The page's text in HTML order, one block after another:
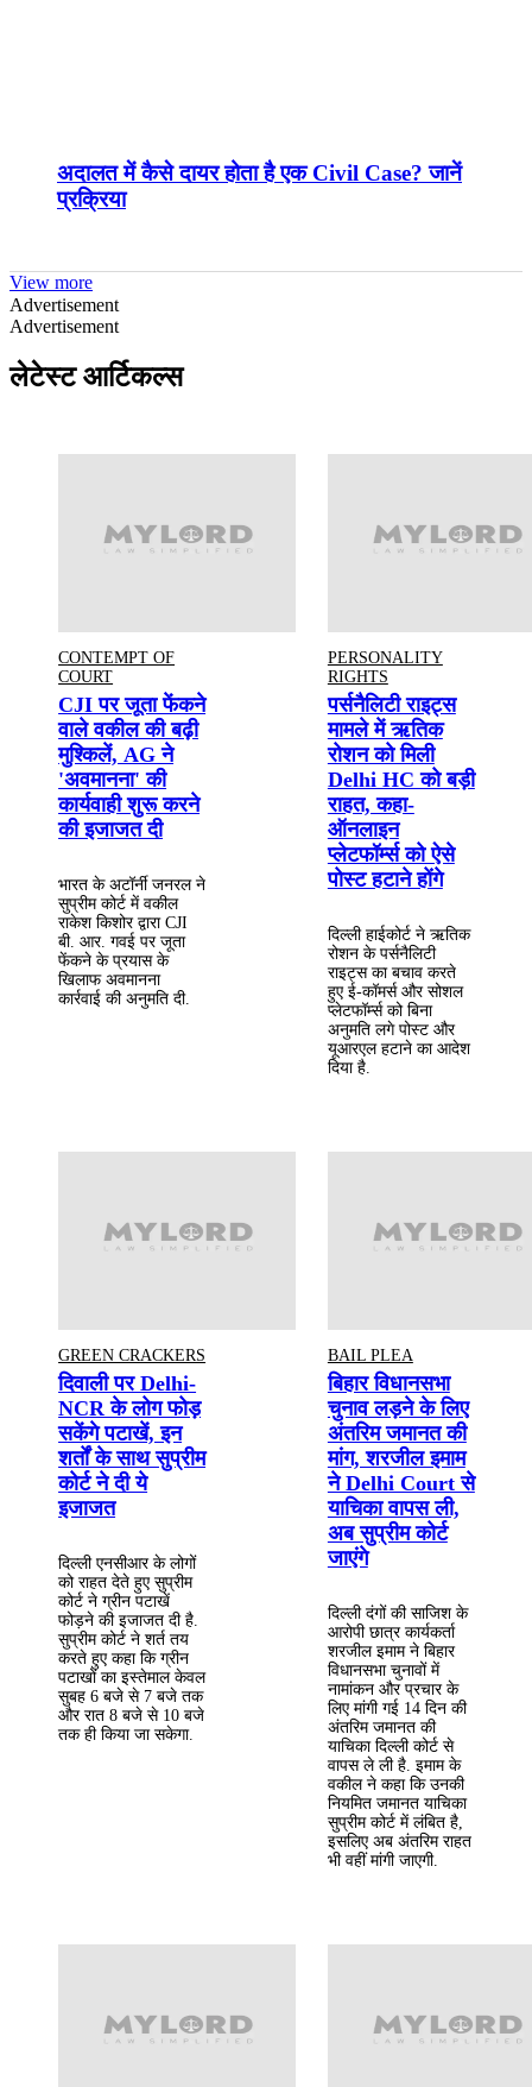
अदालत में कैसे दायर होता है एक Civil Case? जानें
प्रक्रिया
View more
Advertisement
Advertisement
लेटेस्‍ट आर्टिकल्‍स
CONTEMPT OF
COURT
CJI पर जूता फेंकने
वाले वकील की बढ़ी
मुश्किलें, AG ने
'अवमानना' की
कार्यवाही शुरू करने
की इजाजत दी
भारत के अटॉर्नी जनरल ने
सुप्रीम कोर्ट में वकील
राकेश किशोर द्वारा CJI
बी. आर. गवई पर जूता
फेंकने के प्रयास के
खिलाफ अवमानना
कार्रवाई की अनुमति दी.
PERSONALITY
RIGHTS
पर्सनैलिटी राइट्स
मामले में ऋतिक
रोशन को मिली
Delhi HC को बड़ी
राहत, कहा-
ऑनलाइन
प्लेटफॉर्म्स को ऐसे
पोस्ट हटाने होंगे
दिल्ली हाईकोर्ट ने ऋतिक
रोशन के पर्सनैलिटी
राइट्स का बचाव करते
हुए ई-कॉमर्स और सोशल
प्लेटफॉर्म्स को बिना
अनुमति लगे पोस्ट और
यूआरएल हटाने का आदेश
दिया है.
GREEN CRACKERS
दिवाली पर Delhi-
NCR के लोग फोड़
सकेंगे पटाखें, इन
शर्तों के साथ सुप्रीम
कोर्ट ने दी ये
इजाजत
दिल्ली एनसीआर के लोगों
को राहत देते हुए सुप्रीम
कोर्ट ने ग्रीन पटाखें
फोड़ने की इजाजत दी है.
सुप्रीम कोर्ट ने शर्त तय
करते हुए कहा कि ग्रीन
पटाखों का इस्तेमाल केवल
सुबह 6 बजे से 7 बजे तक
और रात 8 बजे से 10 बजे
तक ही किया जा सकेगा.
BAIL PLEA
बिहार विधानसभा
चुनाव लड़ने के लिए
अंतरिम जमानत की
मांग, शरजील इमाम
ने Delhi Court से
याचिका वापस ली,
अब सुप्रीम कोर्ट
जाएंगे
दिल्ली दंगों की साजिश के
आरोपी छात्र कार्यकर्ता
शरजील इमाम ने बिहार
विधानसभा चुनावों में
नामांकन और प्रचार के
लिए मांगी गई 14 दिन की
अंतरिम जमानत की
याचिका दिल्ली कोर्ट से
वापस ले ली है. इमाम के
वकील ने कहा कि उनकी
नियमित जमानत याचिका
सुप्रीम कोर्ट में लंबित है,
इसलिए अब अंतरिम राहत
भी वहीं मांगी जाएगी.